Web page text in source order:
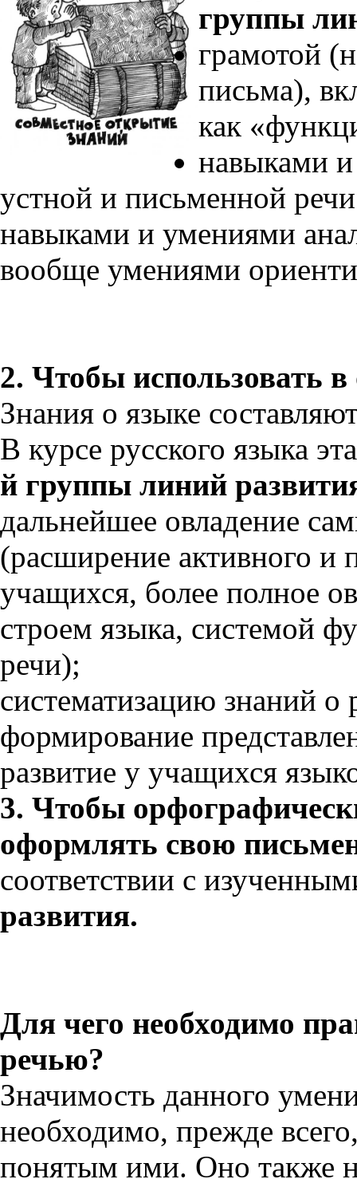
группы
грамотой
письма),
как
навыками
устной и письменной
навыками и умениями
вообще умениями
2. Чтобы использовать
Знания о языке
В курсе русского языка
й группы линий
дальнейшее овладение
(расширение активного и
учащихся, более полное
строем языка, системой
речи);
систематизацию знаний о
формирование
развитие у учащихся
3. Чтобы
оформлять свою
соответствии с
развития.
Для чего необходимо
речью?
Значимость данного
необходимо, прежде
понятым ими. Оно также